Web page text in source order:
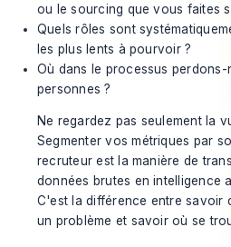
ou le sourcing que vous faites
Quels rôles sont
les plus lents à pourvoir ?
Où dans le processus perdons-
personnes ?
Ne regardez pas seulement la
Segmenter vos métriques par
recruteur est la manière de
données brutes en intelligence
C'est la différence entre savoir
un problème et savoiroù se